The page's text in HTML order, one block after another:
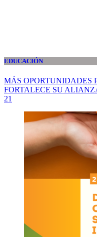
EDUCACIÓN
MÁS OPORTUNIDADES
FORTALECE SU
21